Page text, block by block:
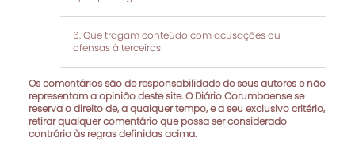
Que tragam conteúdo com acusações ou
ofensas à terceiros
Os comentários são de responsabilidade de seus autores e não
representam a opinião deste site. O Diário Corumbaense se
reserva o direito de, a qualquer tempo, e a seu exclusivo critério,
retirar qualquer comentário que possa ser considerado
contrário às regras definidas acima.